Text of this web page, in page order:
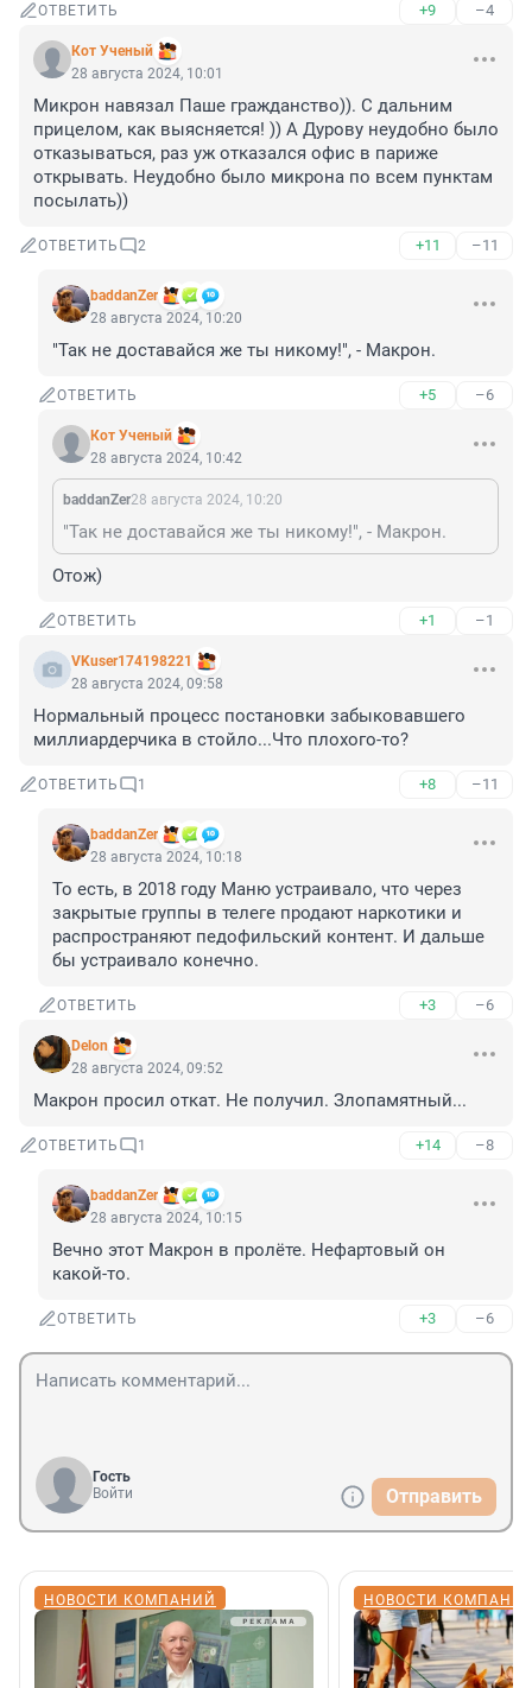
ОТВЕТИТЬ +9 –4
Кот Ученый
28 августа 2024, 10:01
Микрон навязал Паше гражданство)). С дальним
прицелом, как выясняется! )) А Дурову неудобно было
отказываться, раз уж отказался офис в париже
открывать. Неудобно было микрона по всем пунктам
посылать))
ОТВЕТИТЬ 2 +11 –11
baddanZer
28 августа 2024, 10:20
"Так не доставайся же ты никому!", - Макрон.
ОТВЕТИТЬ +5 –6
Кот Ученый
28 августа 2024, 10:42
baddanZer28 августа 2024, 10:20
"Так не доставайся же ты никому!", - Макрон.
Отож)
ОТВЕТИТЬ +1 –1
VKuser174198221
28 августа 2024, 09:58
Нормальный процесс постановки забыковавшего
миллиардерчика в стойло...Что плохого-то?
ОТВЕТИТЬ 1 +8 –11
baddanZer
28 августа 2024, 10:18
То есть, в 2018 году Маню устраивало, что через
закрытые группы в телеге продают наркотики и
распространяют педофильский контент. И дальше
бы устраивало конечно.
ОТВЕТИТЬ +3 –6
Delon
28 августа 2024, 09:52
Макрон просил откат. Не получил. Злопамятный...
ОТВЕТИТЬ 1 +14 –8
baddanZer
28 августа 2024, 10:15
Вечно этот Макрон в пролёте. Нефартовый он
какой-то.
ОТВЕТИТЬ +3 –6
Гость
Войти
Отправить
НОВОСТИ КОМПАНИЙ НОВОСТИ